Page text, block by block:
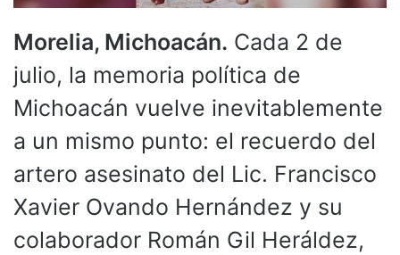
Morelia, Michoacán. Cada 2 de
julio, la memoria política de
Michoacán vuelve inevitablemente
a un mismo punto: el recuerdo del
artero asesinato del Lic. Francisco
Xavier Ovando Hernández y su
colaborador Román Gil Heráldez,